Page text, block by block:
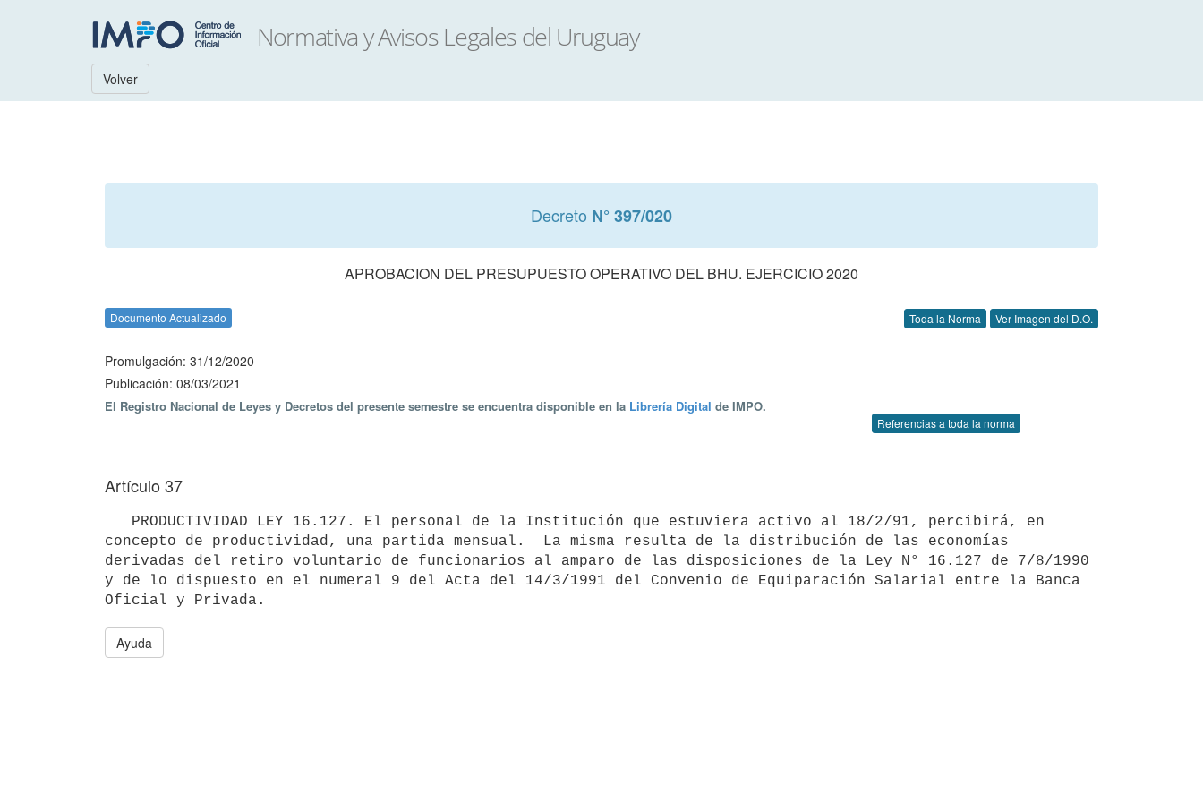
Volver
Decreto N° 397/020
APROBACION DEL PRESUPUESTO OPERATIVO DEL BHU. EJERCICIO 2020
Documento Actualizado Toda la Norma Ver Imagen del D.O.
Promulgación: 31/12/2020
Publicación: 08/03/2021
El Registro Nacional de Leyes y Decretos del presente semestre se encuentra disponible en la Librería Digital de IMPO.
Referencias a toda la norma
Artículo 37
concepto de productividad, una partida mensual.  La misma resulta de la distribución de las economías
derivadas del retiro voluntario de funcionarios al amparo de las disposiciones de la Ley N° 16.127 de 7/8/1990
y de lo dispuesto en el numeral 9 del Acta del 14/3/1991 del Convenio de Equiparación Salarial entre la Banca
Ayuda